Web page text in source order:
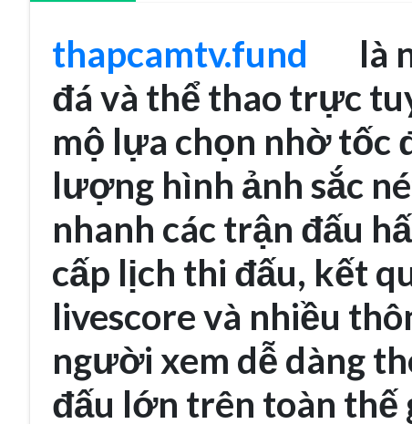
thapcamtv.fund là
đá và thể thao trực
mộ lựa chọn nhờ tốc
lượng hình ảnh sắc
nhanh các trận đấu
cấp lịch thi đấu, kết
livescore và nhiều
người xem dễ dàng
đấu lớn trên toàn thế